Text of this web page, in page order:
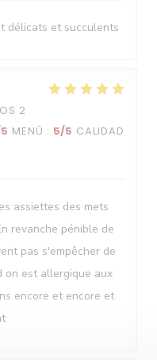
délicats et succulents
2
MENÚ : 5/5 CALIDAD
assiettes des mets
revanche pénible de
pas s'empêcher de
on est allergique aux
encore et encore et